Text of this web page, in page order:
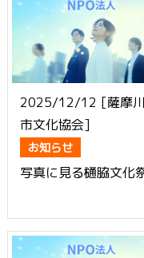
2025/12/12 [薩摩
市文化協会]
お知らせ
写真に見る樋脇文化